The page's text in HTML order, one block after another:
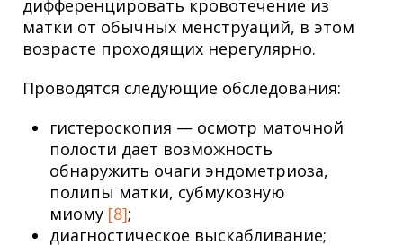
дифференцировать кровотечение из
матки от обычных менструаций, в этом
возрасте проходящих нерегулярно.
Проводятся следующие обследования:
гистероскопия — осмотр маточной
полости дает возможность
обнаружить очаги эндометриоза,
полипы матки, субмукозную
миому [8];
диагностическое выскабливание;